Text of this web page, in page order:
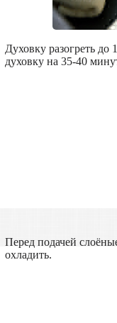
Духовку разогреть до
духовку на 35-40
Перед подачей
охладить.